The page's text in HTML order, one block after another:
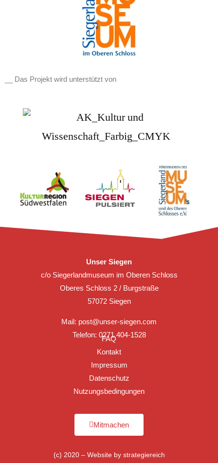
__ Das Projekt wird unterstützt von
Unser Siegen
c/o Siegerlandmuseum im Oberen Schloss
Oberes Schloss 2 / Burgstraße
57072 Siegen
Mail: post@unser-siegen.com
Telefon: 0271 404-1528
FAQ
Kontakt
Impressum
Datenschutz
Nutzungsbedingungen
(c) 2020 – Website by strategiereich
Mitmachen